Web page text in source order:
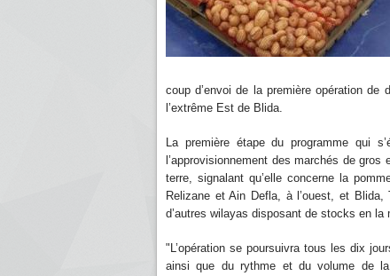
coup d’envoi de la première opération
l’extrême Est de Blida.
La première étape du programme qui
l’approvisionnement des marchés de
terre, signalant qu’elle concerne la
Relizane et Ain Defla, à l’ouest, et
d’autres wilayas disposant de stocks en la
"L’opération se poursuivra tous les dix
ainsi que du rythme et du volume de